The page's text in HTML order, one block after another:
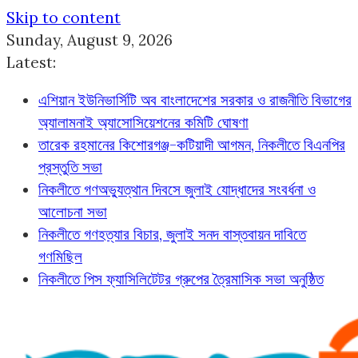
Skip to content
Sunday, August 9, 2026
Latest:
এশিয়ান ইউনিভার্সিটি অব বাংলাদেশের সরকার ও রাজনীতি বিভাগের
অ্যালামনাই অ্যাসোসিয়েশনের কমিটি ঘোষণা
তারেক রহমানের কিশোরগঞ্জ-কটিয়াদী আগমন, নিকলীতে বিএনপির
প্রস্তুতি সভা
নিকলীতে গণঅভ্যুত্থান দিবসে জুলাই যোদ্ধাদের সংবর্ধনা ও
আলোচনা সভা
নিকলীতে গণহত্যার বিচার, জুলাই সনদ বাস্তবায়ন দাবিতে
গণমিছিল
নিকলীতে পিস ফ্যাসিলিটেটর গ্রুপের ত্রৈমাসিক সভা অনুষ্ঠিত